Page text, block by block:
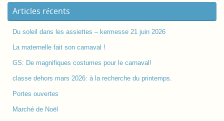
Articles récents
Du soleil dans les assiettes – kermesse 21 juin 2026
La maternelle fait son carnaval !
GS: De magnifiques costumes pour le carnaval!
classe dehors mars 2026: à la recherche du printemps.
Portes ouvertes
Marché de Noël